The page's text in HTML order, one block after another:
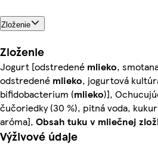
Zloženie
Zloženie
Jogurt [odstredené mlieko,
odstredené mlieko, jogurtová
bifidobacterium (mlieko)],
čučoriedky (30 %), pitná voda,
aróma], Obsah tuku v mliečnej
Výživové údaje